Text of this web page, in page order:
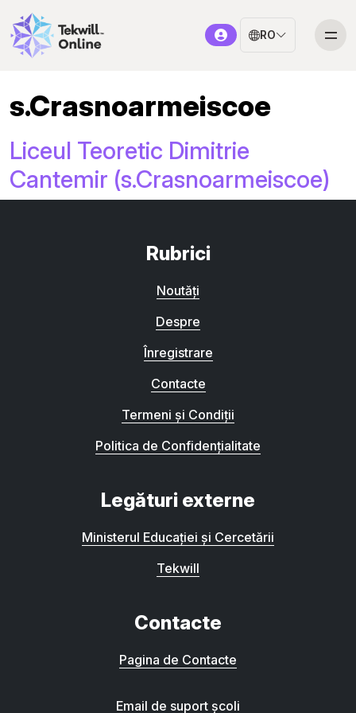
RO
s.Crasnoarmeiscoe
Liceul Teoretic Dimitrie
Cantemir (s.Crasnoarmeiscoe)
Rubrici
Noutăți
Despre
Înregistrare
Contacte
Termeni și Condiții
Politica de Confidențialitate
Legături externe
Ministerul Educației și Cercetării
Tekwill
Contacte
Pagina de Contacte
Email de suport școli